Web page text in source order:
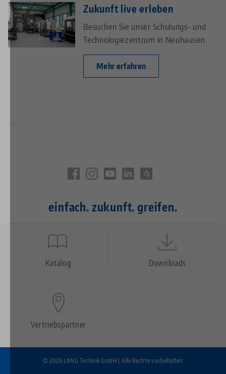
Zukunft live erleben
Besuchen Sie unser Schulungs- und
Technologiezentrum in Neuhausen.
Mehr erfahren
einfach. zukunft. greifen.
Quicklinks
Katalog Downloads
Vertriebspartner
© 2026 LANG Technik GmbH | Alle Rechte vorbehalten